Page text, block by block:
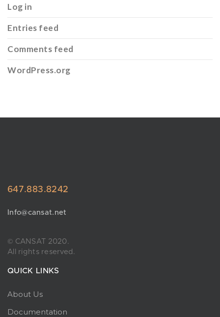
Log in
Entries feed
Comments feed
WordPress.org
647.883.8242
Info@cansat.net
© CANSAT 2020.
All rights reserved.
QUICK LINKS
About Us
Documentation